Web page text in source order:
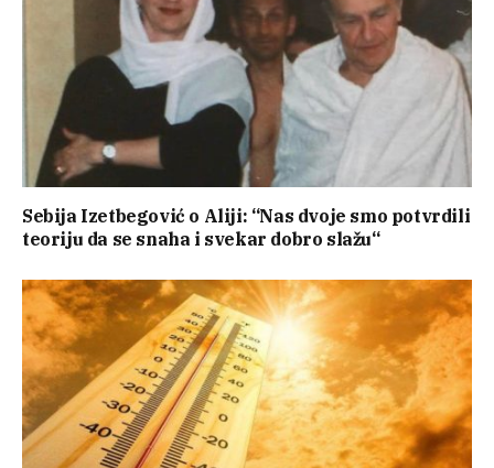
Sebija Izetbegović o Aliji: “Nas dvoje smo potvrdili
teoriju da se snaha i svekar dobro slažu“